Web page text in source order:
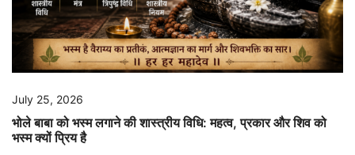
July 25, 2026
भोले बाबा को भस्म लगाने की शास्त्रीय विधि: महत्व, प्रकार और शिव को
भस्म क्यों प्रिय है